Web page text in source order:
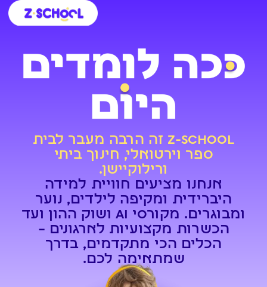
Z-SCHOOL זה הרבה מעבר לבית
ספר וירטואלי, חינוך ביתי
ורילוקיישן.
אנחנו מציעים חוויית למידה
היברידית ומקיפה לילדים, נוער
ומבוגרים. מקורסי AI ושוק ההון ועד
הכשרות מקצועיות לארגונים –
הכלים הכי מתקדמים, בדרך
שמתאימה לכם.